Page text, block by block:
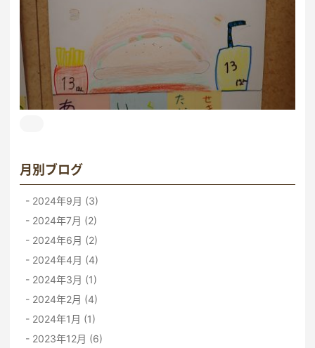
月別ブログ
2024年9月 (3)
2024年7月 (2)
2024年6月 (2)
2024年4月 (4)
2024年3月 (1)
2024年2月 (4)
2024年1月 (1)
2023年12月 (6)